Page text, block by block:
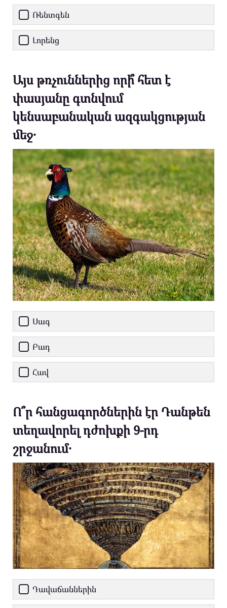
Ռենտգեն
Լորենց
Այս թռչուններից որի՞ հետ է
փասյանը գտնվում
կենսաբանական ազգակցության
մեջ․
Սագ
Բադ
Հավ
Ո՞ր հանցագործներին էր Դանթեն
տեղավորել դժոխքի 9-րդ
շրջանում․
Դավաճաններին